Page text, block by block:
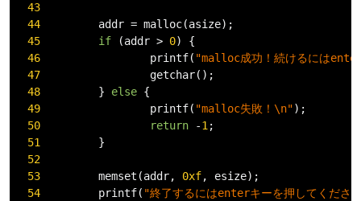
43
44
         addr
= malloc(asize);
45
if (addr > 0)
{
46
                 printf
( "malloc成功！続けるには
47
                 getchar
();
48
} else {
49
                 printf
( "malloc失敗！\n");
50
return -1;
51
}
52
53
         memset
(addr, 0xf, esize);
54
         printf
( "終了するにはenterキーを押してくださ